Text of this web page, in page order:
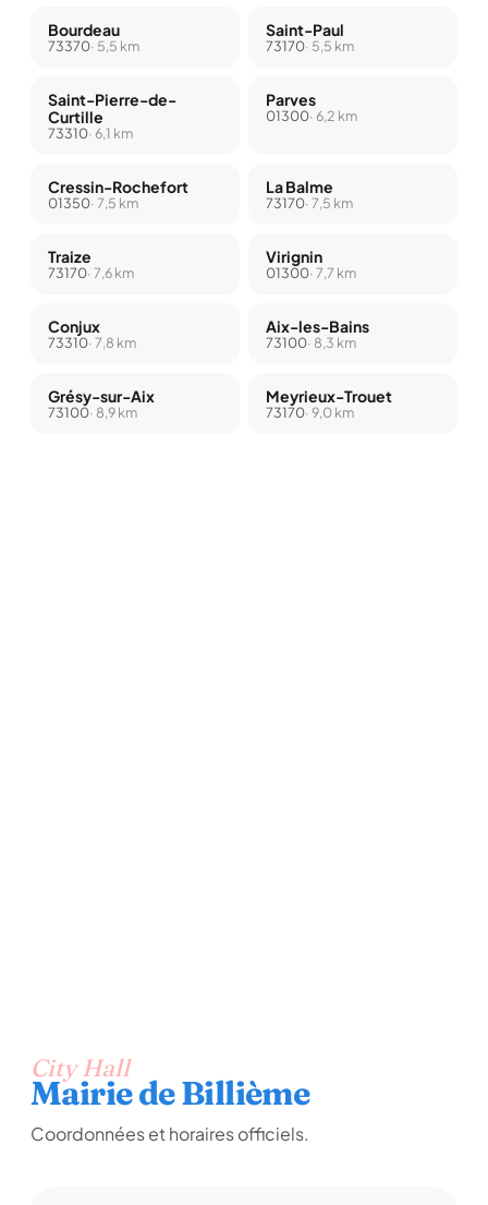
Bourdeau
73370· 5,5 km
Saint-Paul
73170· 5,5 km
Saint-Pierre-de-
Curtille
73310· 6,1 km
Parves
01300· 6,2 km
Cressin-Rochefort
01350· 7,5 km
La Balme
73170· 7,5 km
Traize
73170· 7,6 km
Virignin
01300· 7,7 km
Conjux
73310· 7,8 km
Aix-les-Bains
73100· 8,3 km
Grésy-sur-Aix
73100· 8,9 km
Meyrieux-Trouet
73170· 9,0 km
City Hall
Mairie de Billième
Coordonnées et horaires officiels.